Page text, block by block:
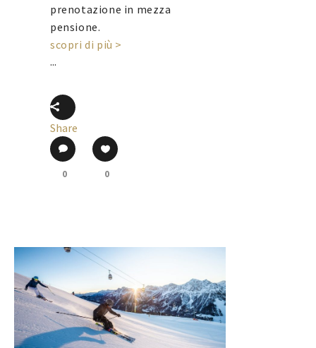
prenotazione in mezza
pensione.
scopri di più >
...
Share
0 0